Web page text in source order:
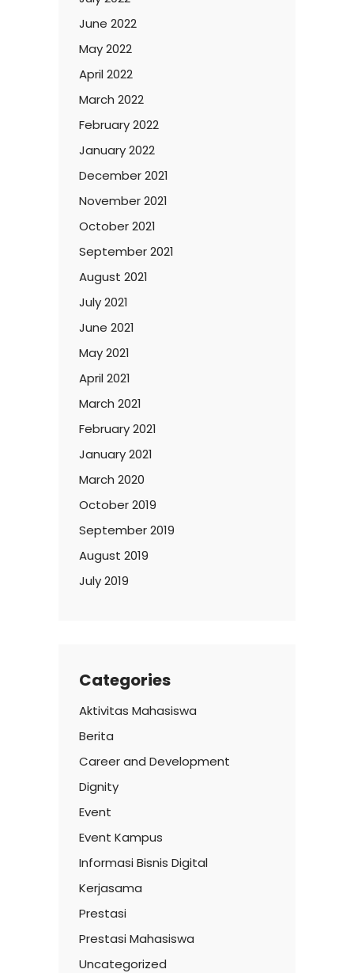
June 2022
May 2022
April 2022
March 2022
February 2022
January 2022
December 2021
November 2021
October 2021
September 2021
August 2021
July 2021
June 2021
May 2021
April 2021
March 2021
February 2021
January 2021
March 2020
October 2019
September 2019
August 2019
July 2019
Categories
Aktivitas Mahasiswa
Berita
Career and Development
Dignity
Event
Event Kampus
Informasi Bisnis Digital
Kerjasama
Prestasi
Prestasi Mahasiswa
Uncategorized